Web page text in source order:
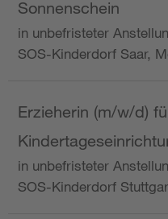
Sonnenschein
in unbefristeter
SOS-Kinderdorf Saar,
Erzieherin (m/w/d)
in unbefristeter
SOS-Kinderdorf